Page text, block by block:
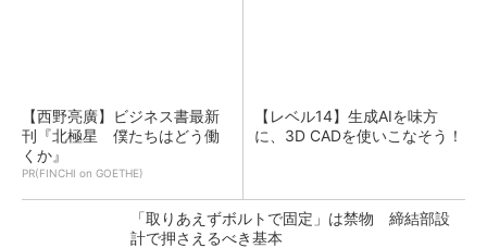
【西野亮廣】ビジネス書最新
刊『北極星 僕たちはどう働
くか』
PR(FINCHI on GOETHE)
【レベル14】生成AIを味方
に、3D CADを使いこなそう！
「取りあえずボルトで固定」は禁物 締結部設
計で押さえるべき基本